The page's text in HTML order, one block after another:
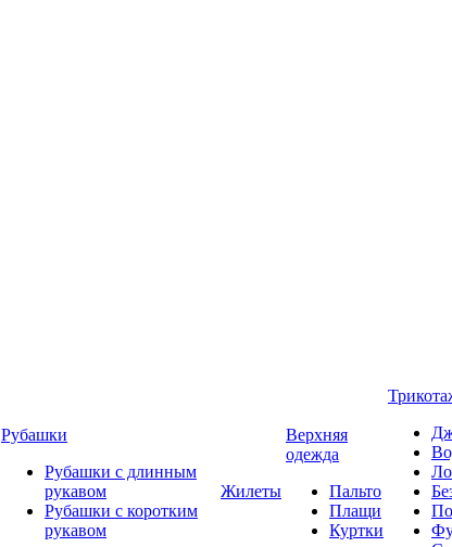
Рубашки
Рубашки с длинным
рукавом
Рубашки с коротким
рукавом
Жилеты
Верхняя
одежда
Пальто
Плащи
Куртки